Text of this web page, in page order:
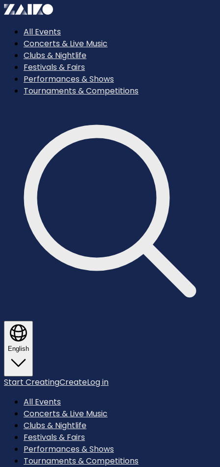
All Events
Concerts & Live Music
Clubs & Nightlife
Festivals & Fairs
Performances & Shows
Tournaments & Competitions
English
Start CreatingCreateLog in
All Events
Concerts & Live Music
Clubs & Nightlife
Festivals & Fairs
Performances & Shows
Tournaments & Competitions